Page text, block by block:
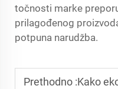
točnosti marke
prilagođenog
potpuna narudžba.
Prethodno :Kako ekološki